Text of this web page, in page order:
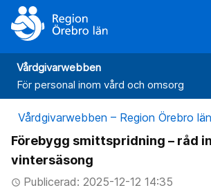
Vårdgivarwebben
För personal inom vård och omsorg
Vårdgivarwebben – Region Örebro län
Förebygg smittspridning – råd
vintersäsong
access_timePublicerad: 2025-12-12 14:35